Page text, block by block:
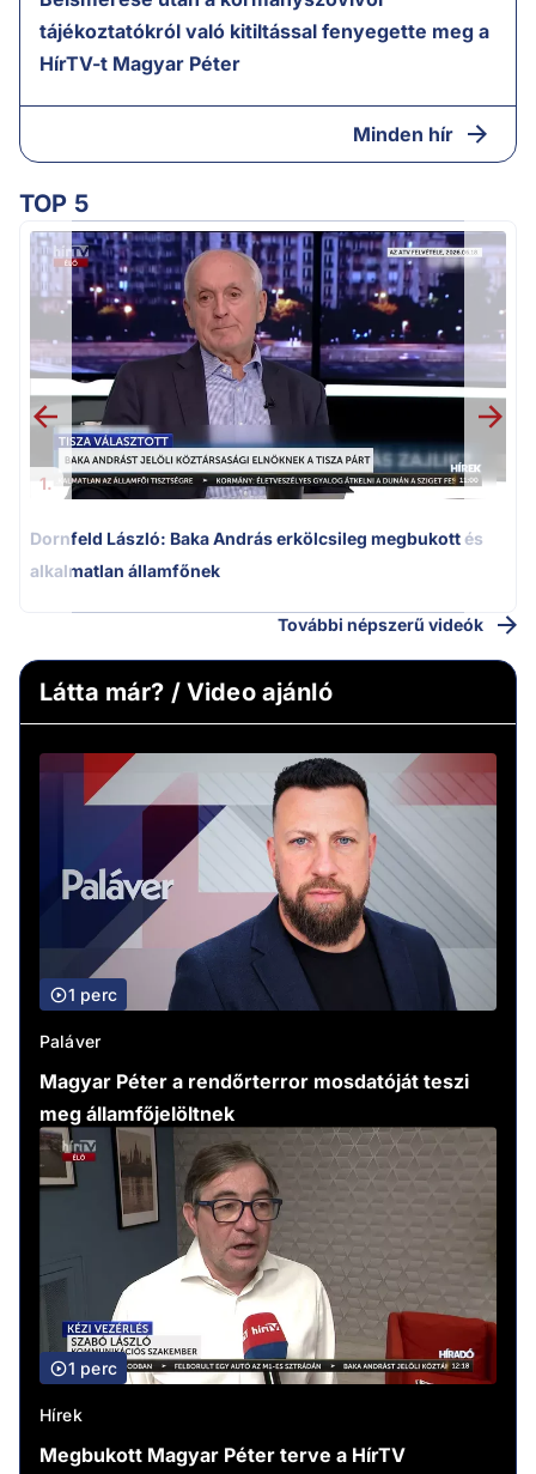
tájékoztatókról való kitiltással fenyegette meg a
HírTV-t Magyar Péter
Minden hír
TOP 5
1.
Dornfeld László: Baka András erkölcsileg megbukott és
alkalmatlan államfőnek
További népszerű videók
Látta már? / Video ajánló
1 perc
Paláver
Magyar Péter a rendőrterror mosdatóját teszi
meg államfőjelöltnek
1 perc
Hírek
Megbukott Magyar Péter terve a HírTV